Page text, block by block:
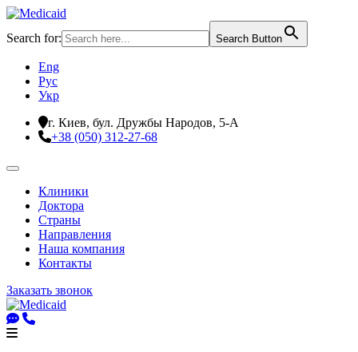
Search for: Search Button
Eng
Рус
Укр
г. Киев, бул. Дружбы Народов, 5-А
+38 (050) 312-27-68
Клиники
Доктора
Страны
Направления
Наша компания
Контакты
Заказать звонок